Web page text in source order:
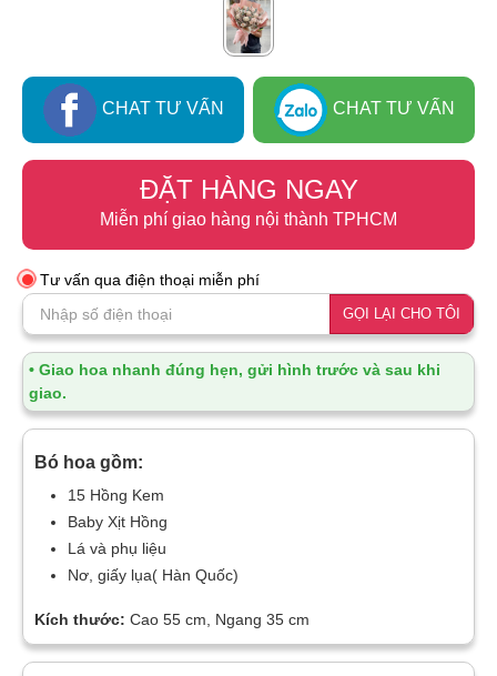
CHAT TƯ VẤN CHAT TƯ VẤN
ĐẶT HÀNG NGAY
Miễn phí giao hàng nội thành TPHCM
Tư vấn qua điện thoại miễn phí
GỌI LẠI CHO TÔI
• Giao hoa nhanh đúng hẹn, gửi hình trước và sau khi
giao.
Bó hoa gồm:
15 Hồng Kem
Baby Xịt Hồng
Lá và phụ liệu
Nơ, giấy lụa( Hàn Quốc)
Kích thước: Cao 55 cm, Ngang 35 cm